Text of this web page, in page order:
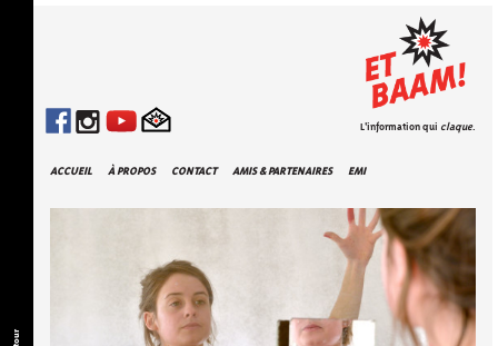
ACCUEIL À PROPOS CONTACT AMIS & PARTENAIRES EMI
L'information qui claque.